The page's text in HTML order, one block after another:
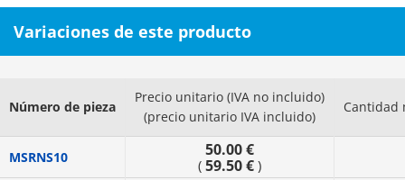
Variaciones de este producto
Número de pieza
Precio unitario (IVA no incluido)
(precio unitario IVA incluido)
Cantidad
MSRNS10 50.00 €
( 59.50 € )